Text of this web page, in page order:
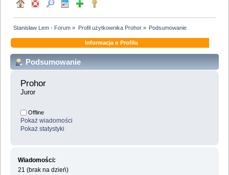
Stanisław Lem - Forum » Profil użytkownika Prohor» Podsumowanie
Informacja o Profilu
Podsumowanie
Prohor
Juror
Offline
Pokaż wiadomości
Pokaż statystyki
Wiadomości:
21 (brak na dzień)